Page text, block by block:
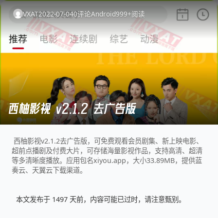
VXAT2022-07-040评论Android999+阅读
西柚影视 v2.1.2 去广告版
西柚影视v2.1.2去广告版，可免费观看会员剧集、新上映电影、
超前点播剧及付费大片，可存储海量影视作品，支持高清、超清
等多清晰度播放。应用包名xiyou.app，大小33.89MB，提供蓝
奏云、天翼云下载渠道。
本文发布于 1497 天前，内容可能已过时，请注意甄别。